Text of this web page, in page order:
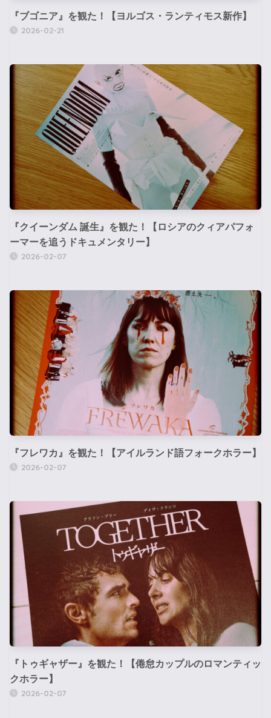
『ブゴニア』を観た！【ヨルゴス・ランティモス新作】
2026-02-21
『クイーンダム 誕生』を観た！【ロシアのクィアパフォ
ーマーを追うドキュメンタリー】
2026-02-07
『フレワカ』を観た！【アイルランド語フォークホラー】
2026-02-07
『トゥギャザー』を観た！【倦怠カップルのロマンティッ
クホラー】
2026-02-07